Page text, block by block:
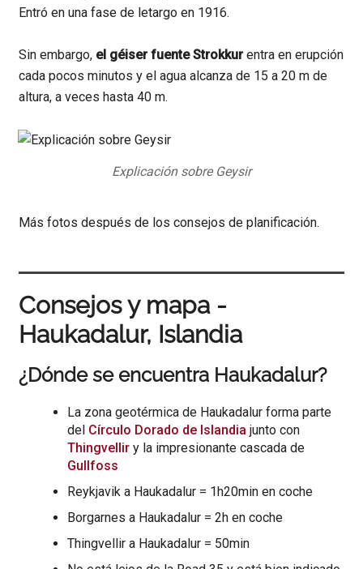
Entró en una fase de letargo en 1916.
Sin embargo, el géiser fuente Strokkurentra en erupción
cada pocos minutos y el agua alcanza de 15 a 20 m de
altura, a veces hasta 40 m.
Explicación sobre Geysir
Más fotos después de los consejos de planificación.
Consejos y mapa -
Haukadalur, Islandia
¿Dónde se encuentra Haukadalur?
La zona geotérmica de Haukadalur forma parte
del Círculo Dorado de Islandia junto con
Thingvellir y la impresionante cascada de
Gullfoss
Reykjavik a Haukadalur = 1h20min en coche
Borgarnes a Haukadalur = 2h en coche
Thingvellir a Haukadalur = 50min